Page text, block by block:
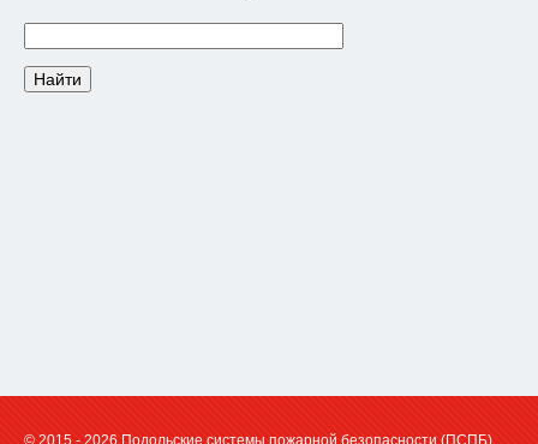
© 2015 - 2026 Подольские системы пожарной безопасности (ПСПБ)